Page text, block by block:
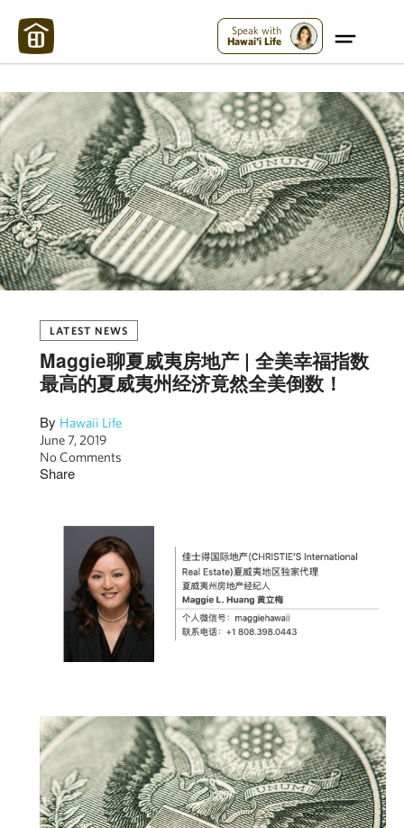
Speak with
Hawai'i Life
LATEST NEWS
Maggie聊夏威夷房地产 | 全美幸福指数
最高的夏威夷州经济竟然全美倒数！
By Hawaii Life
June 7, 2019
No Comments
Share
Maui Strong: Please Help Maui – Donate Now!